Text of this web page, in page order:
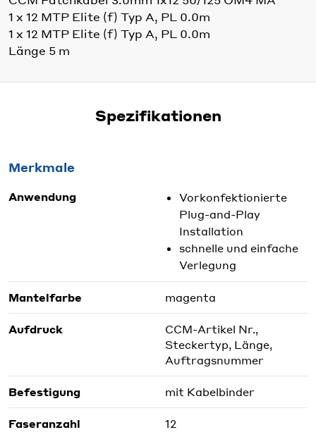
1 x 12 MTP Elite (f) Typ A, PL 0.0m
1 x 12 MTP Elite (f) Typ A, PL 0.0m
Länge 5 m
Spezifikationen
Merkmale
Anwendung
Vorkonfektionierte
Plug-and-Play
Installation
schnelle und einfache
Verlegung
Mantelfarbe magenta
Aufdruck
CCM-Artikel Nr.,
Steckertyp, Länge,
Auftragsnummer
Befestigung mit Kabelbinder
Faseranzahl 12